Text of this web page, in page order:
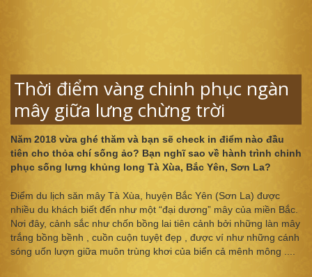
Thời điểm vàng chinh phục ngàn
mây giữa lưng chừng trời
Năm 2018 vừa ghé thăm và bạn sẽ check in điểm nào đầu
tiên cho thỏa chí sống ảo? Bạn nghĩ sao về hành trình chinh
phục sống lưng khủng long Tà Xùa, Bắc Yên, Sơn La?
Điểm du lịch săn mây Tà Xùa, huyện Bắc Yên (Sơn La) được
nhiều du khách biết đến như một “đại dương” mây của miền Bắc.
Nơi đây, cảnh sắc như chốn bồng lai tiên cảnh bởi những làn mây
trắng bồng bềnh , cuồn cuộn tuyệt đẹp , được ví như những cánh
sóng uốn lượn giữa muôn trùng khơi của biển cả mênh mông ....